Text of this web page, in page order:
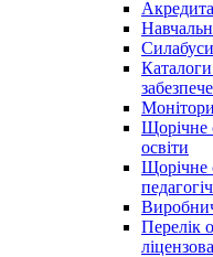
Щорічне
освіти
Щорічне
Перелік